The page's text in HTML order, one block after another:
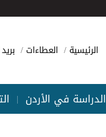
الرئيسية العطاءات
الدراسة في الأردن |